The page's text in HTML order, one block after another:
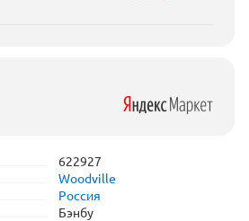
622927
Woodville
Россия
Бэнбу